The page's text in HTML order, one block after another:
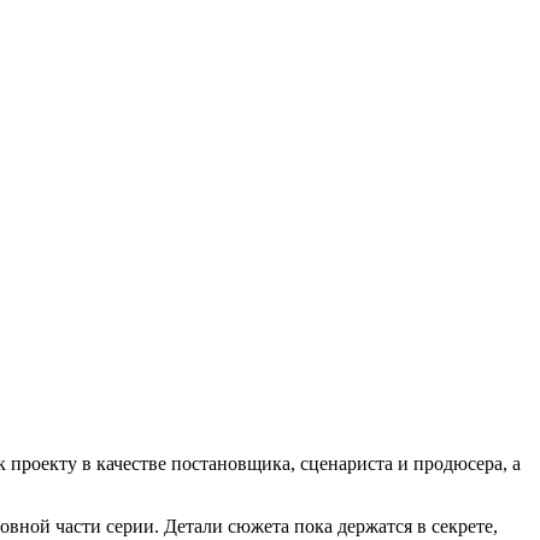
в качестве постановщика, сценариста и продюсера, а
части серии. Детали сюжета пока держатся в секрете,